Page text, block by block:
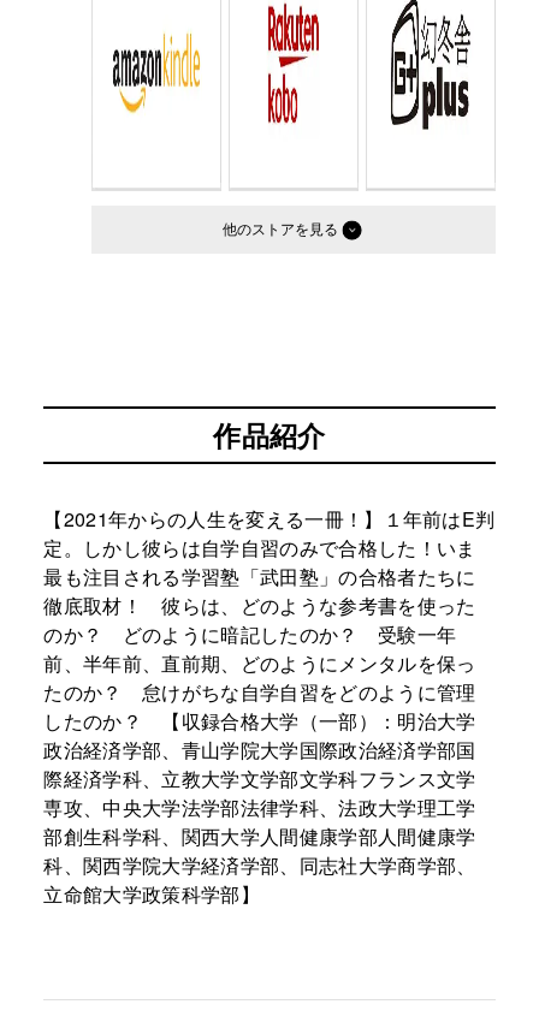
他のストア
作品紹介
【2021年からの人生を変える一冊！】１年前はE判
定。しかし彼らは自学自習のみで合格した！いま
最も注目される学習塾「武田塾」の合格者たちに
徹底取材！ 彼らは、どのような参考書を使った
のか？ どのように暗記したのか？ 受験一年
前、半年前、直前期、どのようにメンタルを保っ
たのか？ 怠けがちな自学自習をどのように管理
したのか？ 【収録合格大学（一部）：明治大学
政治経済学部、青山学院大学国際政治経済学部国
際経済学科、立教大学文学部文学科フランス文学
専攻、中央大学法学部法律学科、法政大学理工学
部創生科学科、関西大学人間健康学部人間健康学
科、関西学院大学経済学部、同志社大学商学部、
立命館大学政策科学部】